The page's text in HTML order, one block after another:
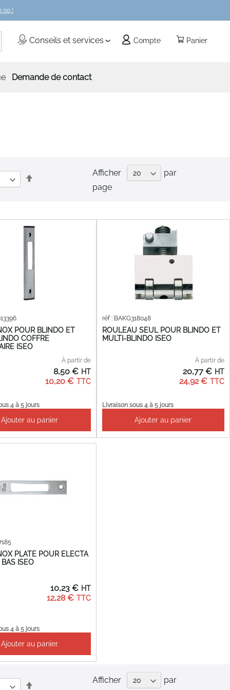
00 !
Panier
Conseils et services Compte
Rechercher
Demande de contact
Afficher
par
page
POUR BLINDO ET
COFFRE
ISEO
À partir de
10,20 €
8,50 €
4 à 5 jours
Ajouter au panier
ROULEAU SEUL POUR BLINDO ET
MULTI-BLINDO ISEO
réf : BAKG318048
À partir de
24,92 €
20,77 €
Livraison sous 4 à 5 jours
Ajouter au panier
PLATE POUR ELECTA
ISEO
12,28 €
10,23 €
4 à 5 jours
Ajouter au panier
Afficher
par